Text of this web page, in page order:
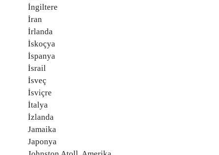
İngiltere
İran
İrlanda
İskoçya
İspanya
İsrail
İsveç
İsviçre
İtalya
İzlanda
Jamaika
Japonya